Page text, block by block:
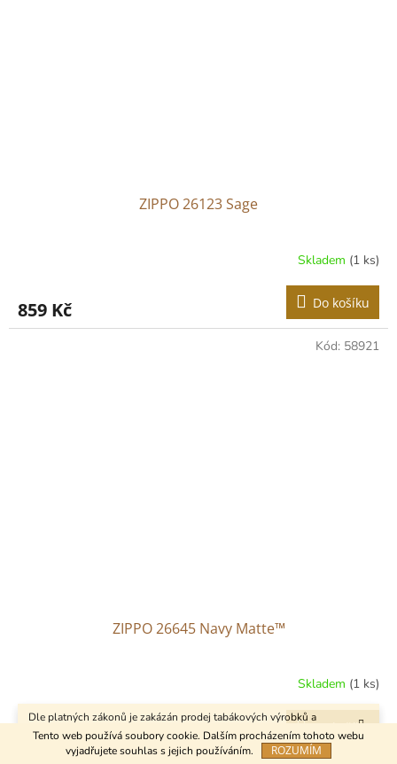
Tento web používá soubory cookie. Dalším procházením tohoto webu
vyjadřujete souhlas s jejich používáním.
ROZUMÍM
Dle platných zákonů je zakázán prodej tabákových výrobků a
kuřáckých pomůcek osobám mladším 18 let.
ZIPPO 26123 Sage
Skladem (1 ks)
859 Kč Do košíku
ZIPPO 26645 Navy Matte™
Skladem (1 ks)
859 Kč Do košíku
Kód: 58921